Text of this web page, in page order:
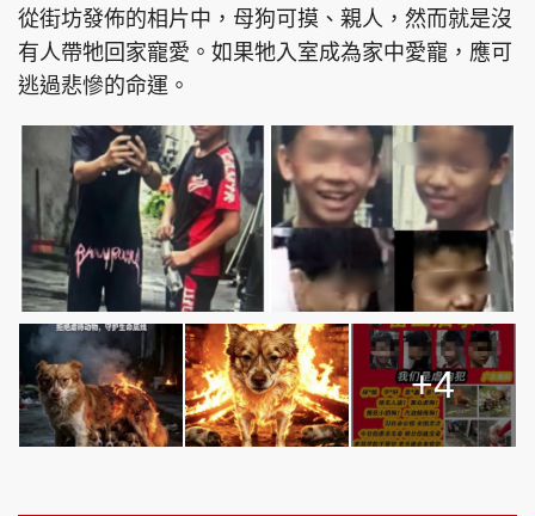
從街坊發佈的相片中，母狗可摸、親人，然而就是沒
有人帶牠回家寵愛。如果牠入室成為家中愛寵，應可
逃過悲慘的命運。
+4